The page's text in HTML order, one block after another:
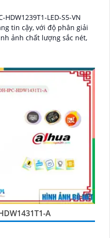
HDW1239T1-LED-S5-VN
tin cậy, với độ phân giải
ảnh chất lượng sắc nét,
A